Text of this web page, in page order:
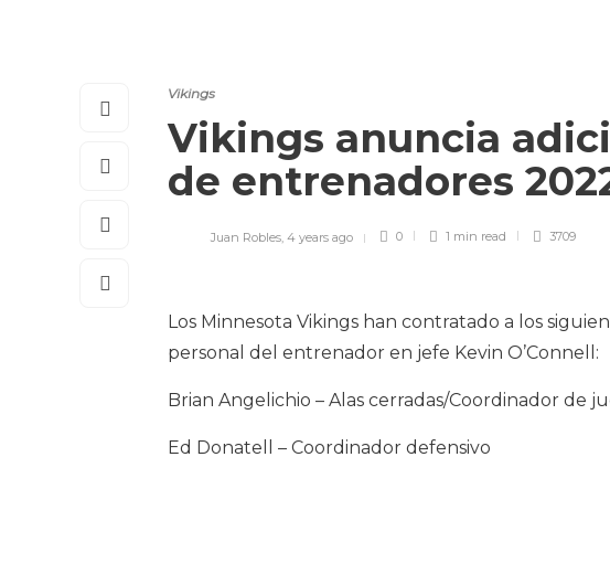
Vikings
Vikings anuncia
de entrenadores
Juan Robles 4 years ago 0 1 min read 3709
Los Minnesota Vikings han contratado a los
personal del entrenador en jefe Kevin O’Connell:
Brian Angelichio – Alas cerradas/Coordinador de
Ed Donatell – Coordinador defensivo